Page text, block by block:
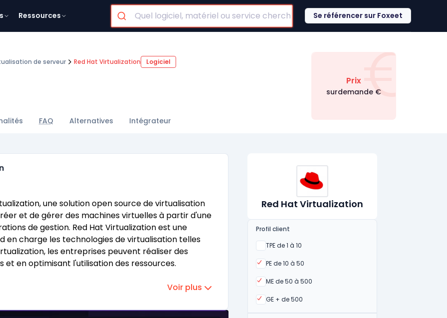
Ressources Se référencer sur Foxeet
de serveur Red Hat Virtualization Logiciel
FAQ Alternatives Intégrateur
€
Prix
surdemande €
Red Hat Virtualization
Profil client
TPE de 1 à 10
Oui
PE de 10 à 50
Oui
ME de 50 à 500
Oui
GE + de 500
Oui
une solution open source de virtualisation
et de gérer des machines virtuelles à partir d'une
de gestion. Red Hat Virtualization est une
en charge les technologies de virtualisation telles
les entreprises peuvent réaliser des
et en optimisant l'utilisation des ressources.
Voir plus